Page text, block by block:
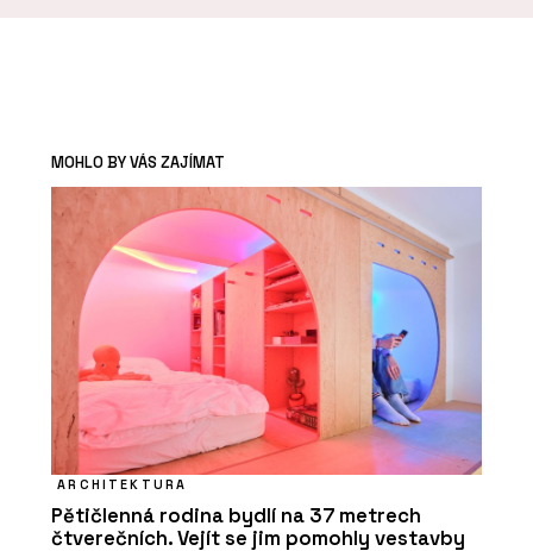
MOHLO BY VÁS ZAJÍMAT
ARCHITEKTURA
Pětičlenná rodina bydlí na 37 metrech
čtverečních. Vejít se jim pomohly vestavby